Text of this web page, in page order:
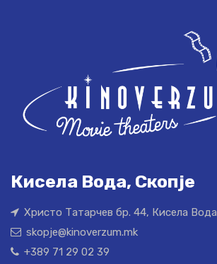
Кисела Вода, Скопје
Христо Татарчев бр. 44, Кисела Вода
skopje@kinoverzum.mk
+389 71 29 02 39